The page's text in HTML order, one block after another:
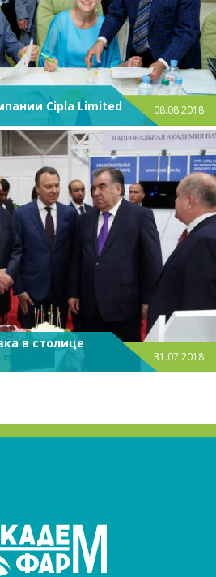
Cipla Limited 08.08.2018
в столице
31.07.2018